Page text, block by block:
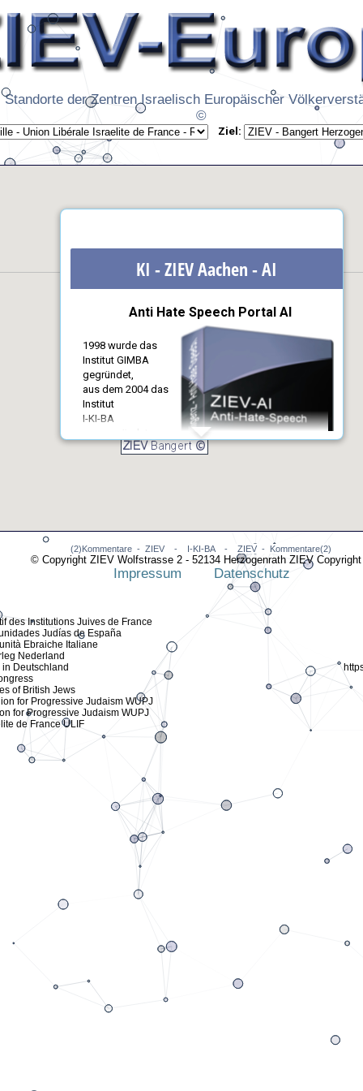
der Zentren Israelisch Europäischer
©
Ziel:
KI - ZIEV Aachen - AI
Anti Hate Speech Portal AI
1998 wurde das
Institut GIMBA
gegründet,
aus dem 2004 das
Institut
I-KI-BA
ausgegründet
worden ist. Aus I-
organisations-
prozessanalytisch
basierten ERP und LCMS Programmierung für
deutsche NPOs. Seit 2004 wurde ein Schwerpunkt auf
die SAP ABAP Entwicklung und SAP AddOn
Seit 2020 wird der Schwerpunkt auf die institutsinterne
KI/AI (Artificial Intellgence) Anti-Hate-Speech Portal-
AddOn Entwicklung gelegt.
52134 Herzogenrath
(2)Kommentare - ZIEV - I-KI-BA - ZIEV - Kommentare(2)
© Copyright ZIEV Wolfstrasse 2 - 52134 Herzogenrath ZIEV
Impressum Datenschutz
des Institutions Juives de France
Judías de España
Ebraiche Italiane
Nederland
Deutschland
of British Jews
for Progressive Judaism WUPJ
for Progressive Judaism WUPJ
de France ULIF